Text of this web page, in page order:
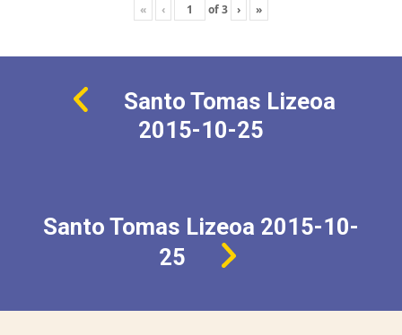
« ‹ of3 › »
Santo Tomas Lizeoa
2015-10-25
Santo Tomas Lizeoa 2015-10-
25